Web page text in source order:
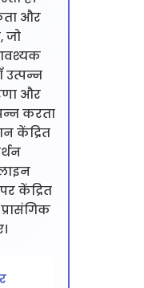
और
जो
उत्पन्न
और
करता
केंद्रित
केंद्रित